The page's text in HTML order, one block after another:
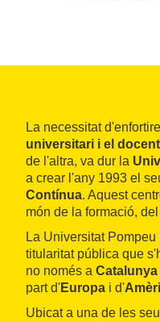
La necessitat d'enfortir
universitari i el docent
de l'altra, va dur la
a crear l'any 1993 el
Contínua. Aquest
món de la formació,
La Universitat
titularitat pública que
no només a
part d'Europa i d'
Ubicat a una de les